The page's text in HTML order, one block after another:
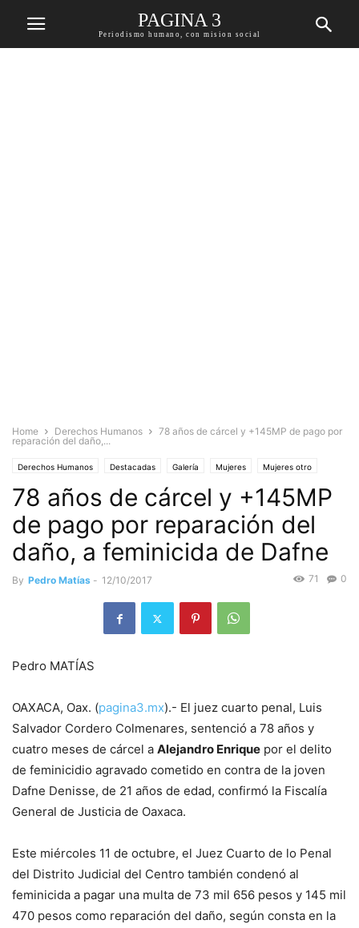
PAGINA 3
Periodismo humano, con mision social
Home Derechos Humanos
78 años de cárcel y +145MP de pago por
reparación del daño,...
Derechos Humanos Destacadas Galería Mujeres Mujeres otro
Noticias
78 años de cárcel y +145MP
de pago por reparación del
daño, a feminicida de Dafne
By Pedro Matías - 12/10/2017 0
71
Pedro MATÍAS
OAXACA, Oax. (pagina3.mx).- El juez cuarto penal, Luis
Salvador Cordero Colmenares, sentenció a 78 años y
cuatro meses de cárcel a Alejandro Enrique por el delito
de feminicidio agravado cometido en contra de la joven
Dafne Denisse, de 21 años de edad, confirmó la Fiscalía
General de Justicia de Oaxaca.
Este miércoles 11 de octubre, el Juez Cuarto de lo Penal
del Distrito Judicial del Centro también condenó al
feminicida a pagar una multa de 73 mil 656 pesos y 145 mil
470 pesos como reparación del daño, según consta en la